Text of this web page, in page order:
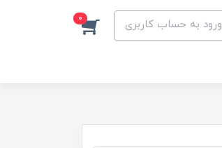
ورود به حساب کاربری 0